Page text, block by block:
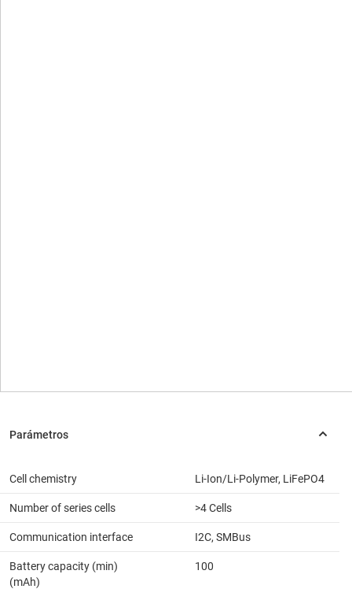
Cell chemistry Li-Ion/Li-Polymer, LiFePO4
Number of series cells >4 Cells
Communication interface I2C, SMBus
Battery capacity (min)
(mAh)
100